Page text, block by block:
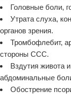
Головные боли,
Утрата слуха,
органов зрения.
Тромбофлебит,
стороны ССС.
Вздутия живота
абдоминальные
Обострение